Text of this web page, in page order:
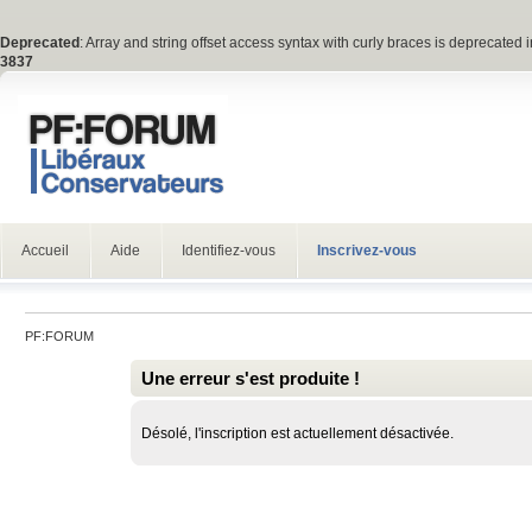
Deprecated : Array and string offset access syntax with curly braces is deprecated
3837
Accueil Aide Identifiez-vous Inscrivez-vous
PF:FORUM
Une erreur s'est produite !
Désolé, l'inscription est actuellement désactivée.